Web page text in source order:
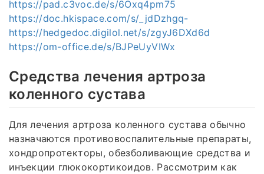
https://pad.c3voc.de/s/6Oxq4pm75
https://doc.hkispace.com/s/_jdDzhgq-
https://hedgedoc.digilol.net/s/zgyJ6DXd6d
https://om-office.de/s/BJPeUyVIWx
Средства лечения артроза
коленного сустава
Для лечения артроза коленного сустава обычно
назначаются противовоспалительные препараты,
хондропротекторы, обезболивающие средства и
инъекции глюкокортикоидов. Рассмотрим как